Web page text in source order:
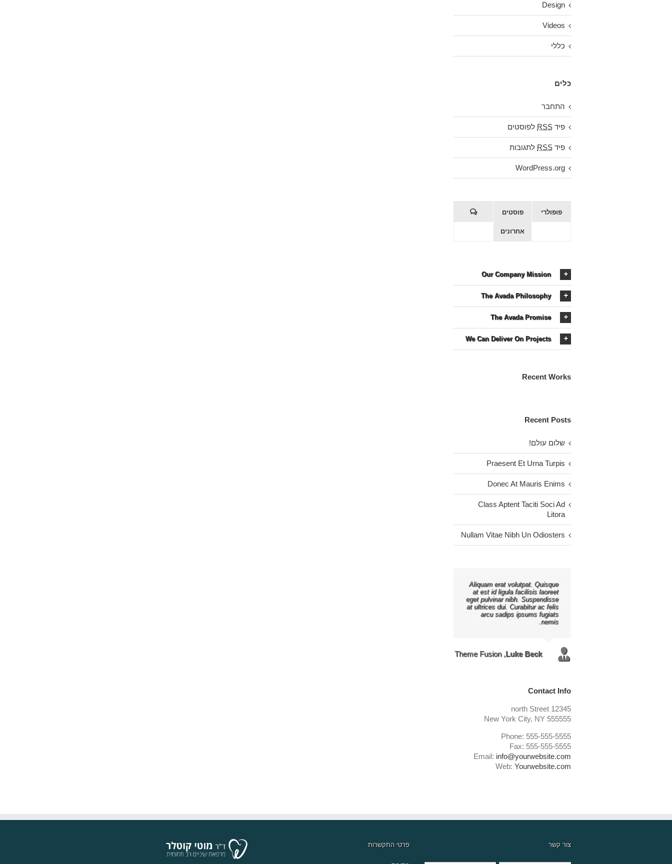
Design
Videos
כללי
כלים
התחבר
פיד RSS לפוסטים
פיד RSS לתגובות
WordPress.org
פופולרי פוסטים
אחרונים
Our Company Mission
The Avada Philosophy
The Avada Promise
We Can Deliver On Projects
Recent Works
Recent Posts
שלום עולם!
Praesent Et Urna Turpis
Donec At Mauris Enims
Class Aptent Taciti Soci Ad
Litora
Nullam Vitae Nibh Un Odiosters
Aliquam erat volutpat. Quisque
at est id ligula facilisis laoreet
eget pulvinar nibh. Suspendisse
at ultrices dui. Curabitur ac felis
arcu sadips ipsums fugiats
nemis.
Luke Beck
,
Theme Fusion
Contact Info
12345 north Street
New York City, NY 555555
Phone: 555-555-5555
Fax: 555-555-5555
Email: info@yourwebsite.com
Web: Yourwebsite.com
פרטי התקשרות צור קשר